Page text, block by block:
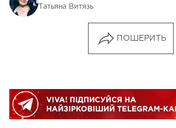
Татьяна Витязь
ПОШЕРИТЬ